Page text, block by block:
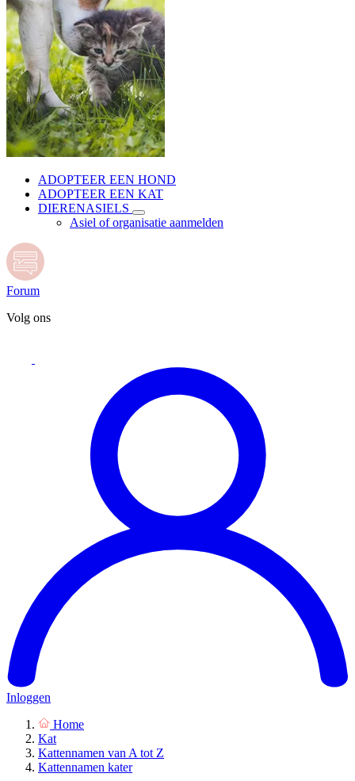
ADOPTEER EEN HOND
ADOPTEER EEN KAT
DIERENASIELS
Asiel of organisatie aanmelden
Forum
Volg ons
Inloggen
Home
Kat
Kattennamen van A tot Z
Kattennamen kater